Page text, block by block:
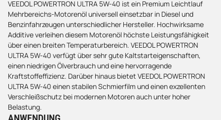
VEEDOL POWERTRON ULTRA 5W-40 ist ein Premium Leichtlauf
Mehrbereichs-Motorenöl universell einsetzbar in Diesel und
Benzinfahrzeugen unterschiedlicher Hersteller. Hochwirksame
Additive verleihen diesem Motorenöl höchste Leistungsfähigkeit
über einen breiten Temperaturbereich. VEEDOL POWERTRON
ULTRA 5W-40 verfügt über sehr gute Kaltstarteigenschaften,
einen niedrigen Ölverbrauch und eine hervorragende
Kraftstoffeffizienz. Darüber hinaus bietet VEEDOL POWERTRON
ULTRA 5W-40 einen stabilen Schmierfilm und einen exzellenten
Verschleißschutz bei modernen Motoren auch unter hoher
Belastung.